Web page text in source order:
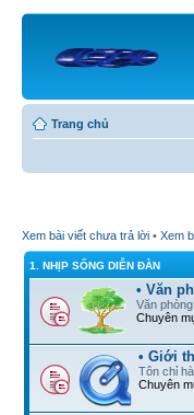
Trang chủ
Xem bài viết chưa trả lời • Xem
1. NHỊP SỐNG DIỄN ĐÀN
• Văn
Văn
Chuyên
• Giới
Tôn chỉ
Chuyên